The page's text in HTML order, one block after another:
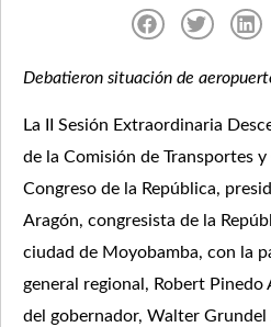
Debatieron situación de
La II Sesión Extraordinaria
de la Comisión de Transportes
Congreso de la República,
Aragón, congresista de la
ciudad de Moyobamba, con la
general regional, Robert
del gobernador, Walter Grundel